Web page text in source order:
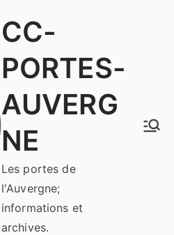
CC-
PORTES-
AUVERG
NE
Les portes de
l'Auvergne;
informations et
archives.